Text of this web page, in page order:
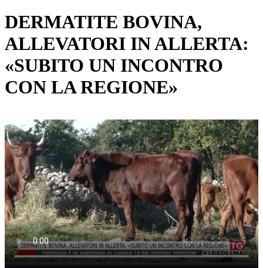
DERMATITE BOVINA,
ALLEVATORI IN ALLERTA:
«SUBITO UN INCONTRO
CON LA REGIONE»